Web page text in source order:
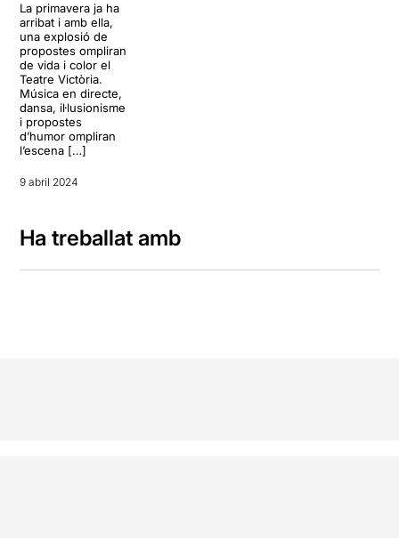
La primavera ja ha
arribat i amb ella,
una explosió de
propostes ompliran
de vida i color el
Teatre Victòria.
Música en directe,
dansa, il·lusionisme
i propostes
d’humor ompliran
l’escena […]
9 abril 2024
Ha treballat amb